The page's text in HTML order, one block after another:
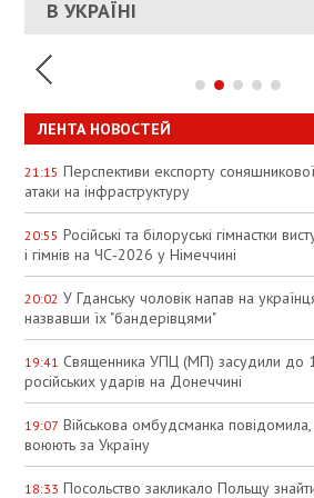
УКРАИНЕ
В УКРАЇНІ
СПЕКУЛЯЦІЇ
ЛЕНТА НОВОСТЕЙ
21:15 Перспективи експорту соняшникової
атаки на інфраструктуру
20:55 Російські та білоруські гімнастки
і гімнів на ЧС‑2026 у Німеччині
20:02 У Гданську чоловік напав на
назвавши їх "бандерівцями"
19:41 Священника УПЦ (МП) засудили до
російських ударів на Донеччині
19:07 Військова омбудсманка повідомила,
воюють за Україну
18:33 Посольство закликало Польщу